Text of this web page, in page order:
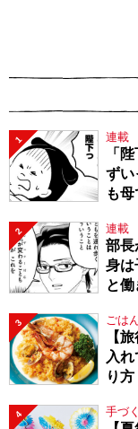
1 連載
「
ず
も母
2 連載
部長
身は
と
3 ごは
【
入
り方
4 手づ